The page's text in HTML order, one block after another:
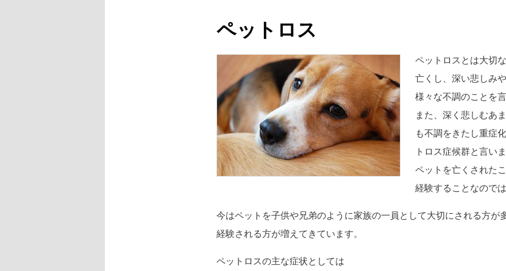
ペットロス
ペットロスとは大切
亡くし、深い悲しみ
様々な不調のことを言
また、深く悲しむあ
も不調をきたし重症
トロス症候群と言いま
ペットを亡くされた
経験することなので
今はペットを子供や兄弟のように家族の一員として大切にされる方が
経験される方が増えてきています。
ペットロスの主な症状としては